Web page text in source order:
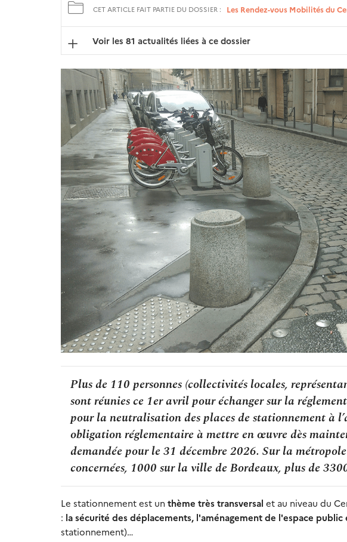
CET ARTICLE FAIT PARTIE DU DOSSIER : Les Rendez-vous Mobilités du
Voir les 81 actualités liées à ce dossier
Plus de 110 personnes (collectivités locales,
sont réunies ce 1er avril pour échanger sur la
pour la neutralisation des places de stationnement à
obligation réglementaire à mettre en œuvre dès
demandée pour le 31 décembre 2026. Sur la
concernées, 1000 sur la ville de Bordeaux, plus de
Le stationnement est un thème très transversal et au niveau du
: la sécurité des déplacements, l'aménagement de l'espace
stationnement)…